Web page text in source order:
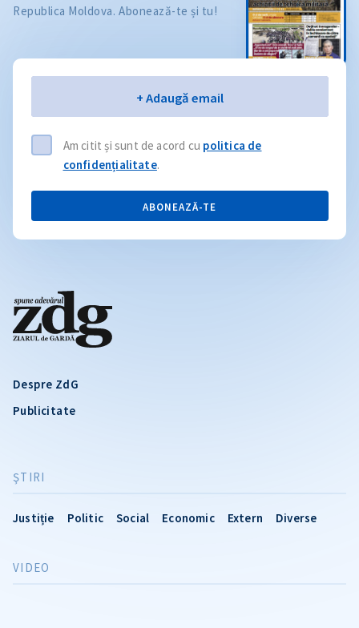
Despre ZdG
Publicitate
ŞTIRI
Justiție Politic Social Economic Extern Diverse
VIDEO
Republica Moldova. Abonează-te și tu!
+ Adaugă email
Am citit și sunt de acord cu politica de
confidențialitate.
ABONEAZĂ-TE